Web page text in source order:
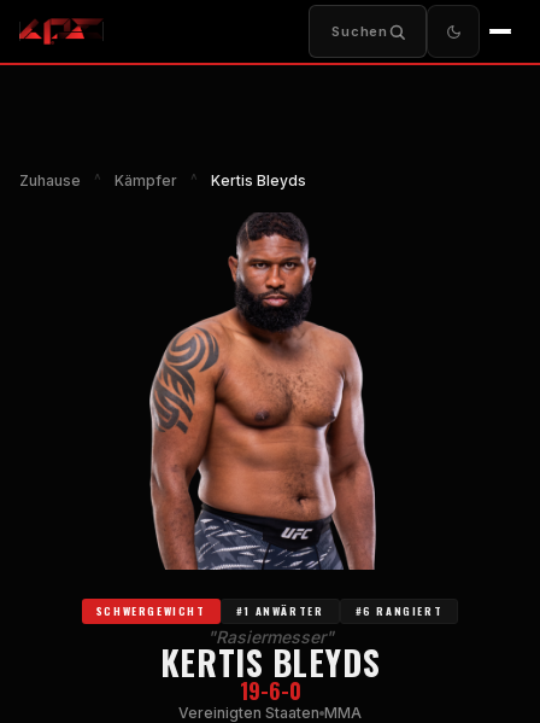
Suchen
Zuhause ^ Kämpfer ^ Kertis Bleyds
SCHWERGEWICHT #1 ANWÄRTER #6 RANGIERT
"Rasiermesser"
KERTIS BLEYDS
19-6-0
Vereinigten Staaten MMA